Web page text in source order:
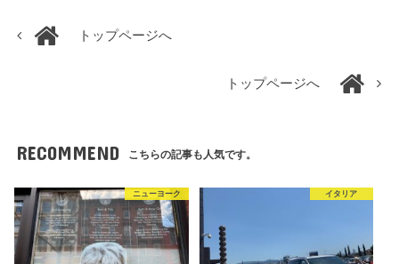
トップページへ
トップページへ
RECOMMEND こちらの記事も人気です。
ニューヨーク イタリア